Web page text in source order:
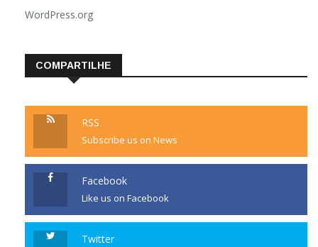
WordPress.org
COMPARTILHE
RSS
Subscribe us on News
Facebook
Like us on Facebook
Twitter